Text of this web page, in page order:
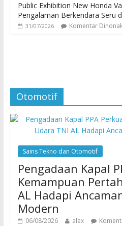
Public Exhibition New Honda
Pengalaman Berkendara Seru
31/07/2026 Komentar
Otomotif
Sains Tekno dan Otomotif
Pengadaan Kapal
Kemampuan
AL Hadapi
Modern
06/08/2026 alex